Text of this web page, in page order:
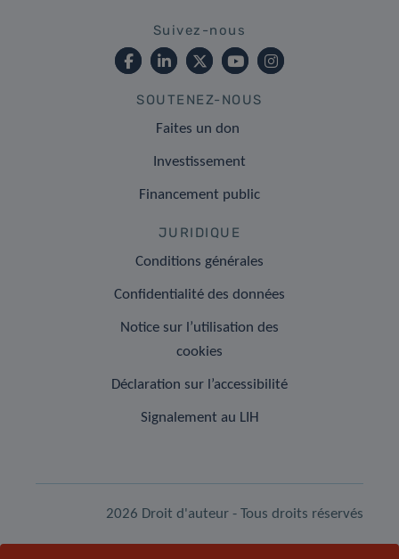
Suivez-nous
SOUTENEZ-NOUS
Faites un don
Investissement
Financement public
JURIDIQUE
Conditions générales
Confidentialité des données
Notice sur l’utilisation des
cookies
Déclaration sur l’accessibilité
Signalement au LIH
2026 Droit d'auteur - Tous droits réservés